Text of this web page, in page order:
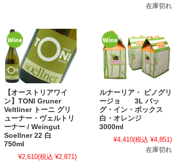
在庫切れ
【オーストリアワイ
ン】TONI Gruner
Veltliner トーニ グリ
ューナー・ヴェルトリ
ーナー / Weingut
Soellner 22 白
750ml
¥2,610(税込 ¥2,871)
ルナーリア・ ピノグリ
ージョ 3L バッ
グ・イン・ボックス
白・オレンジ
3000ml
¥4,410(税込 ¥4,851)
在庫切れ